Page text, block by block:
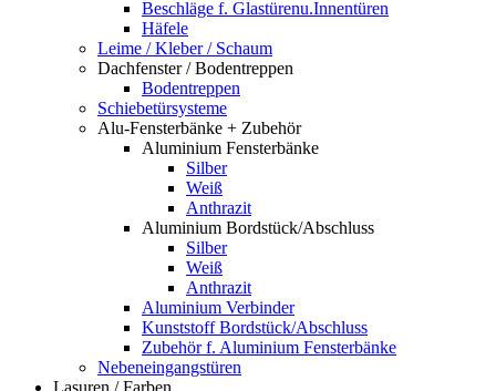
Beschläge f. Glastürenu.Innentüren
Häfele
Leime / Kleber / Schaum
Dachfenster / Bodentreppen
Bodentreppen
Schiebetürsysteme
Alu-Fensterbänke + Zubehör
Aluminium Fensterbänke
Silber
Weiß
Anthrazit
Aluminium Bordstück/Abschluss
Silber
Weiß
Anthrazit
Aluminium Verbinder
Kunststoff Bordstück/Abschluss
Zubehör f. Aluminium Fensterbänke
Nebeneingangstüren